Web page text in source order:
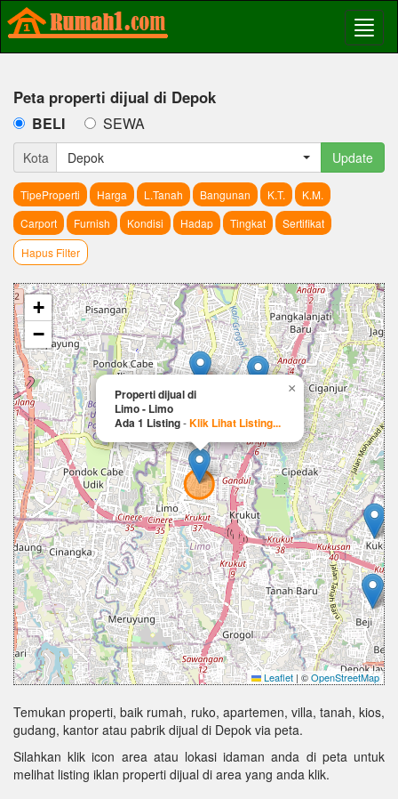
Peta properti dijual di Depok
BELI SEWA
Kota Depok Update
TipeProperti Harga L.Tanah Bangunan K.T.
K.M.
Carport
Furnish Kondisi Hadap Tingkat
Sertifikat
Hapus Filter
Properti dijual di
Limo - Limo
Ada 1 Listing-Klik Lihat Listing...
×
+
−
Leaflet | ©OpenStreetMap
Temukan properti, baik rumah, ruko, apartemen, villa, tanah, kios,
gudang, kantor atau pabrik dijual di Depok via peta.
Silahkan klik icon area atau lokasi idaman anda di peta untuk
melihat listing iklan properti dijual di area yang anda klik.